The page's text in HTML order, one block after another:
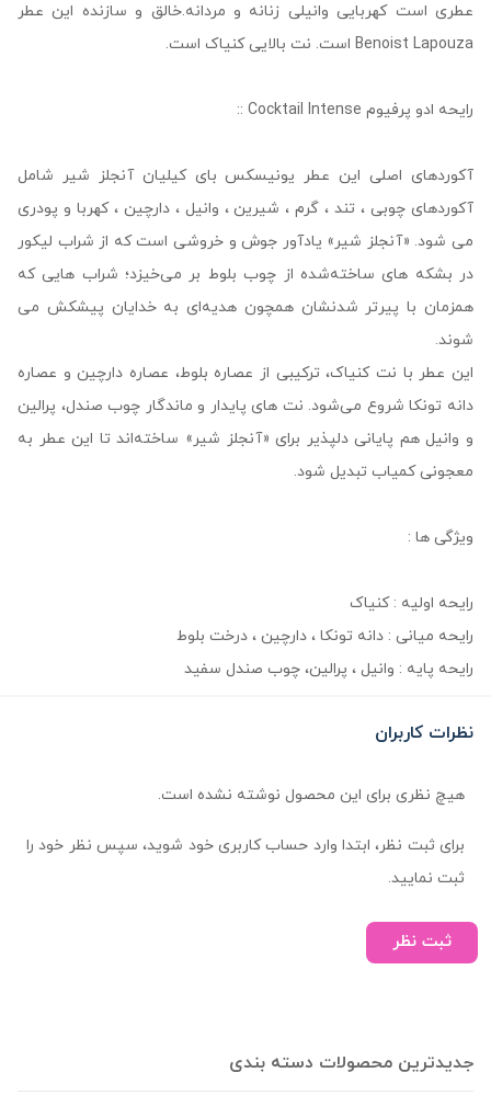
عطری است کهربایی وانیلی زنانه و مردانه.خالق و سازنده این عطر
Benoist Lapouza است. نت بالایی کنیاک است.
رایحه ادو پرفیوم Cocktail Intense ::
آکوردهای اصلی این عطر یونیسکس بای کیلیان آنجلز شیر شامل
آکوردهای چوبی ، تند ، گرم ، شیرین ، وانیل ، دارچین ، کهربا و پودری
می شود. «آنجلز شیر» یادآور جوش‌ و خروشی است که از شراب لیکور
در بشکه‌ های ساخته‌شده از چوب بلوط بر می‌خیزد؛ شراب‌ هایی که
همزمان با پیرتر شدنشان همچون هدیه‌ای به خدایان پیشکش می‌
شوند.
این عطر با نت کنیاک، ترکیبی از عصاره بلوط، عصاره دارچین و عصاره
دانه تونکا شروع می‌شود. نت‌ های پایدار و ماندگار چوب صندل، ‌پرالین
و وانیل هم پایانی دلپذیر برای «آنجلز شیر» ساخته‌اند تا این عطر به
معجونی کمیاب تبدیل شود.
ویژگی ها :
رایحه اولیه : کنیاک
رایحه میانی : دانه تونکا ، دارچین ، درخت بلوط
رایحه پایه : وانیل ، پرالین، چوب صندل سفید
نظرات کاربران
هیچ نظری برای این محصول نوشته نشده است.
برای ثبت نظر، ابتدا وارد حساب کاربری خود شوید، سپس نظر خود را
ثبت نمایید.
ثبت نظر
جدیدترین محصولات دسته بندی